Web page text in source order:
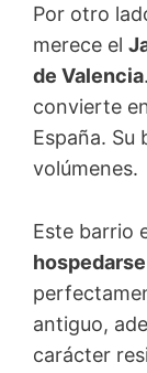
Por otro
merece el
de Valencia
convierte
España. Su
volúmenes.
Este barrio
antiguo,
carácter